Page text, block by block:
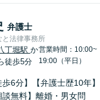
弁護士
と法律事務所
丁堀駅 か
徒歩5分
営業時間：10:00~
19:00（平日）
歩6分】【弁護士歴10年】
談無料】離婚・男女問